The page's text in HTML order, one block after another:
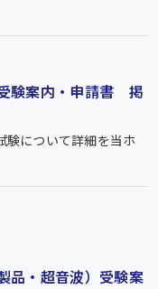
験案内・申請書 掲
について詳細を当ホ
・超音波）受験案